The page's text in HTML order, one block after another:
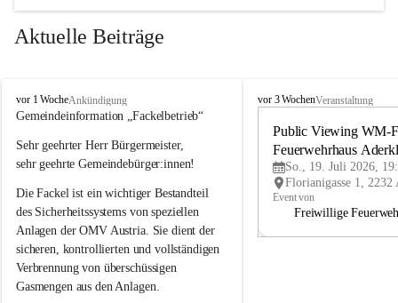
Aktuelle Beiträge
A
d
r
k
a
a
vor 1 WocheAnkündigung
Gemeindeinformation „Fackelbetrieb“
Sehr geehrter Herr Bürgermeister,
sehr geehrte Gemeindebürger:innen!
Die Fackel ist ein wichtiger Bestandteil
des Sicherheitssystems von speziellen
Anlagen der OMV Austria. Sie dient der
sicheren, kontrollierten und vollständigen
Verbrennung von überschüssigen
Gasmengen aus den Anlagen.
A
vor 3 WochenVeranstaltung
Public Viewing WM-
Feuerwehrhaus
So., 19. Juli 2026,
Event von
Freiwillige